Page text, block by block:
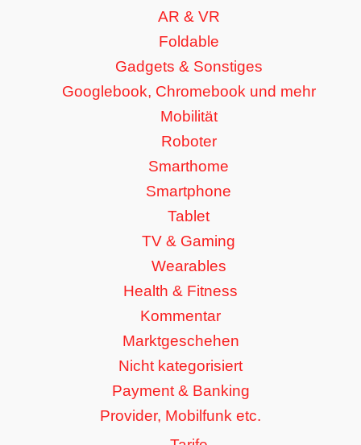
AR & VR
Foldable
Gadgets & Sonstiges
Googlebook, Chromebook und mehr
Mobilität
Roboter
Smarthome
Smartphone
Tablet
TV & Gaming
Wearables
Health & Fitness
Kommentar
Marktgeschehen
Nicht kategorisiert
Payment & Banking
Provider, Mobilfunk etc.